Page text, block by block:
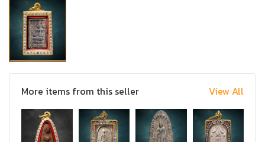
More items from this seller View All